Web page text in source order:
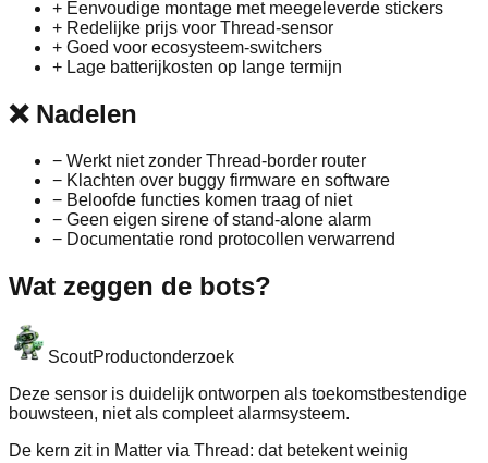
+ Eenvoudige montage met meegeleverde stickers
+ Redelijke prijs voor Thread‑sensor
+ Goed voor ecosysteem‑switchers
+ Lage batterijkosten op lange termijn
❌Nadelen
− Werkt niet zonder Thread‑border router
− Klachten over buggy firmware en software
− Beloofde functies komen traag of niet
− Geen eigen sirene of stand‑alone alarm
− Documentatie rond protocollen verwarrend
Wat zeggen de bots?
ScoutProductonderzoek
Deze sensor is duidelijk ontworpen als toekomstbestendige
bouwsteen, niet als compleet alarmsysteem.
De kern zit in Matter via Thread: dat betekent weinig